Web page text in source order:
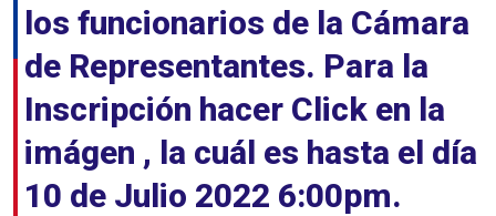
los funcionarios de la Cámara
de Representantes. Para la
Inscripción hacer Click en la
imágen , la cuál es hasta el día
10 de Julio 2022 6:00pm.